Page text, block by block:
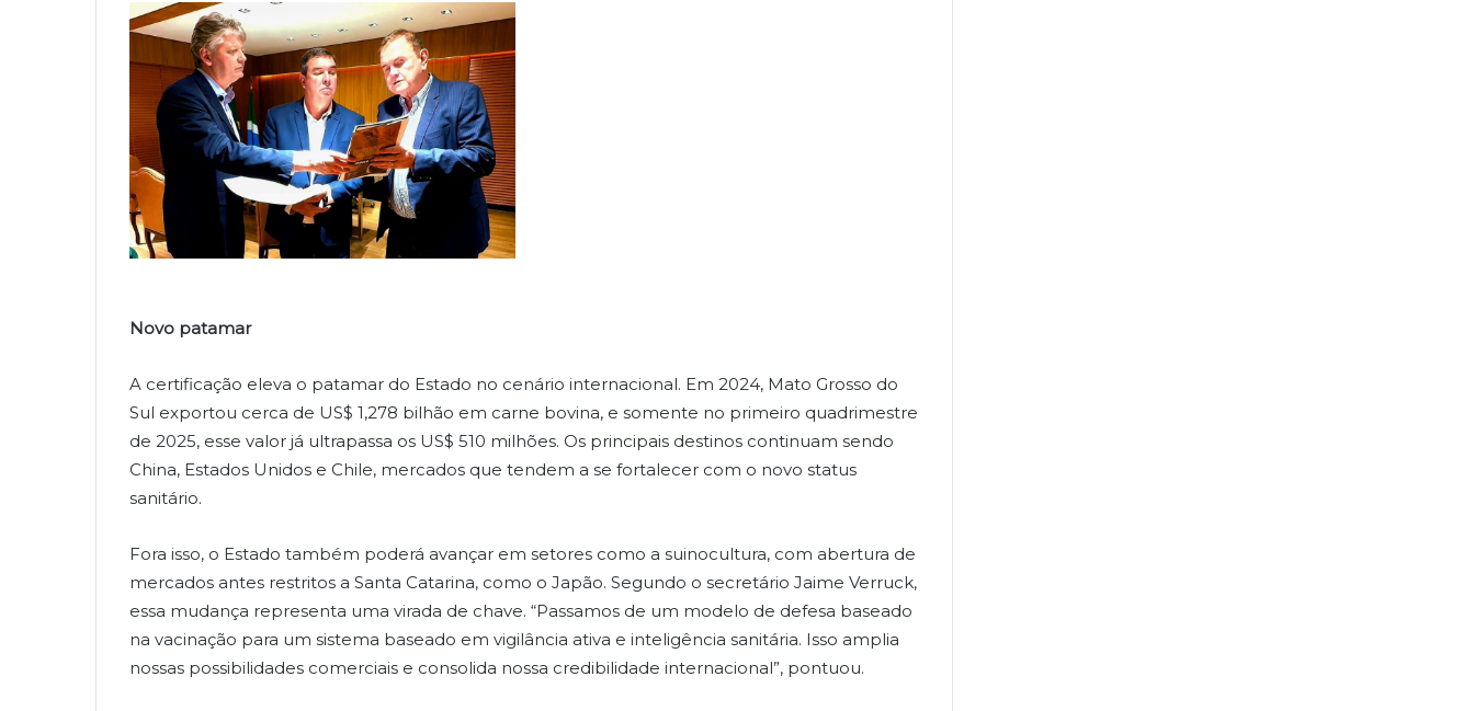
Novo patamar
A certificação eleva o patamar do Estado no cenário internacional. Em 2024, Mato Grosso do
Sul exportou cerca de US$ 1,278 bilhão em carne bovina, e somente no primeiro quadrimestre
de 2025, esse valor já ultrapassa os US$ 510 milhões. Os principais destinos continuam sendo
China, Estados Unidos e Chile, mercados que tendem a se fortalecer com o novo status
sanitário.
Fora isso, o Estado também poderá avançar em setores como a suinocultura, com abertura de
mercados antes restritos a Santa Catarina, como o Japão. Segundo o secretário Jaime Verruck,
essa mudança representa uma virada de chave. “Passamos de um modelo de defesa baseado
na vacinação para um sistema baseado em vigilância ativa e inteligência sanitária. Isso amplia
nossas possibilidades comerciais e consolida nossa credibilidade internacional”, pontuou.